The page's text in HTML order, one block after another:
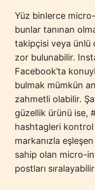
Yüz binlerce
bunlar tanınan
takipçisi veya ünlü
zor bulunabilir.
Facebook’ta
bulmak mümkün
zahmetli olabilir.
güzellik ürünü ise,
hashtagleri kontrol
markanızla
sahip olan micro-
postları